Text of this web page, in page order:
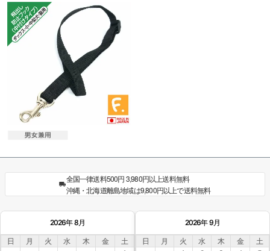
全国一律送料500円 3,980円以上送料無料
沖縄・北海道離島地域は9,800円以上で送料無料
2026年 8月
日 月 火 水 木 金
土
2026年 9月
日 月 火 水 木 金
土